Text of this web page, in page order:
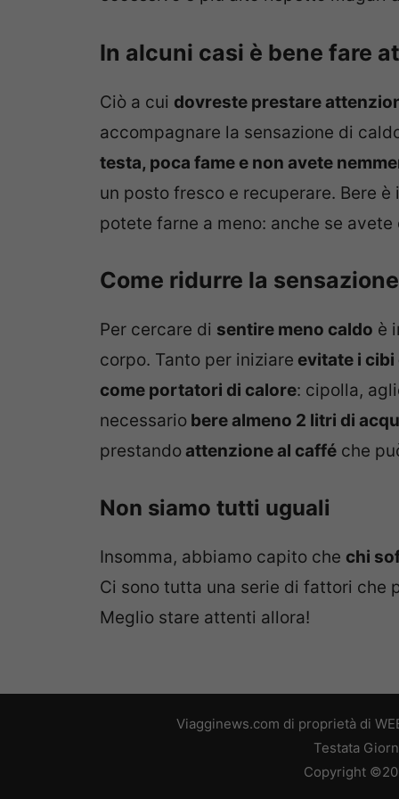
In alcuni casi è bene fare
Ciò a cui dovreste prestare
accompagnare la sensazione di
testa, poca fame e non avete
un posto fresco e recuperare. Bere
potete farne a meno: anche se avete
Come ridurre la
Per cercare di sentire meno caldo è
corpo. Tanto per iniziare evitate i
come portatori di calore: cipolla,
necessario bere almeno 2 litri di
prestandoattenzione al caffé che
Non siamo tutti uguali
Insomma, abbiamo capito che chi
Ci sono tutta una serie di fattori che
Meglio stare attenti allora!
Viagginews.com di proprietà di
Testata
Copyright